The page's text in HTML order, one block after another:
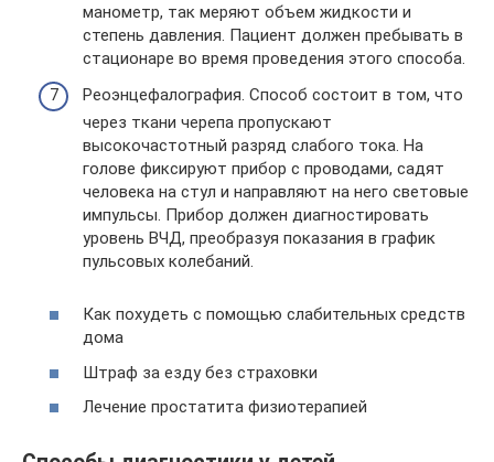
манометр, так меряют объем жидкости и
степень давления. Пациент должен пребывать в
стационаре во время проведения этого способа.
Реоэнцефалография. Способ состоит в том, что
через ткани черепа пропускают
высокочастотный разряд слабого тока. На
голове фиксируют прибор с проводами, садят
человека на стул и направляют на него световые
импульсы. Прибор должен диагностировать
уровень ВЧД, преобразуя показания в график
пульсовых колебаний.
Как похудеть с помощью слабительных средств
дома
Штраф за езду без страховки
Лечение простатита физиотерапией